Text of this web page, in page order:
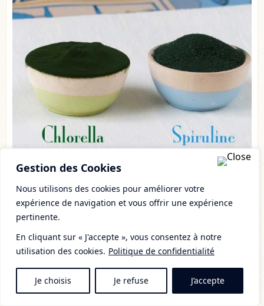
Gestion des Cookies
Nous utilisons des cookies pour améliorer votre
expérience de navigation et vous offrir une expérience
pertinente.
En cliquant sur « J'accepte », vous consentez à notre
utilisation des cookies. Politique de confidentialité
Je choisis Je refuse J’accepte
Vitamines
Bien que
Spiruline
, les vitamines sont également
Les vitamines du groupe B y figurent en